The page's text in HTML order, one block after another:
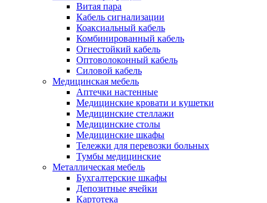
Витая пара
Кабель сигнализации
Коаксиальный кабель
Комбинированный кабель
Огнестойкий кабель
Оптоволоконный кабель
Силовой кабель
Медицинская мебель
Аптечки настенные
Медицинские кровати и кушетки
Медицинские стеллажи
Медицинские столы
Медицинские шкафы
Тележки для перевозки больных
Тумбы медицинские
Металлическая мебель
Бухгалтерские шкафы
Депозитные ячейки
Картотека